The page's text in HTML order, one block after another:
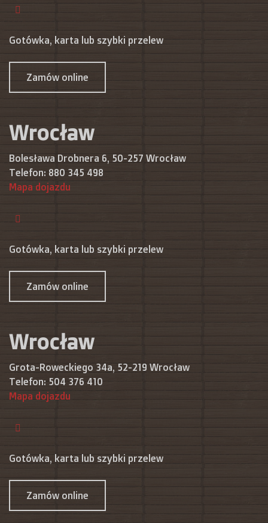
Gotówka, karta lub szybki przelew
Zamów online
Wrocław
Bolesława Drobnera 6, 50-257 Wrocław
Telefon: 880 345 498
Mapa dojazdu
Gotówka, karta lub szybki przelew
Zamów online
Wrocław
Grota-Roweckiego 34a, 52-219 Wrocław
Telefon: 504 376 410
Mapa dojazdu
Gotówka, karta lub szybki przelew
Zamów online